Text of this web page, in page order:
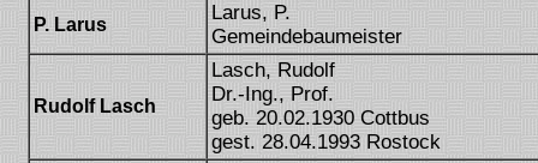
P. Larus
Larus, P.
Gemeindebaumeister
Rudolf Lasch
Lasch, Rudolf
Dr.-Ing., Prof.
geb. 20.02.1930 Cottbus
gest. 28.04.1993 Rostock